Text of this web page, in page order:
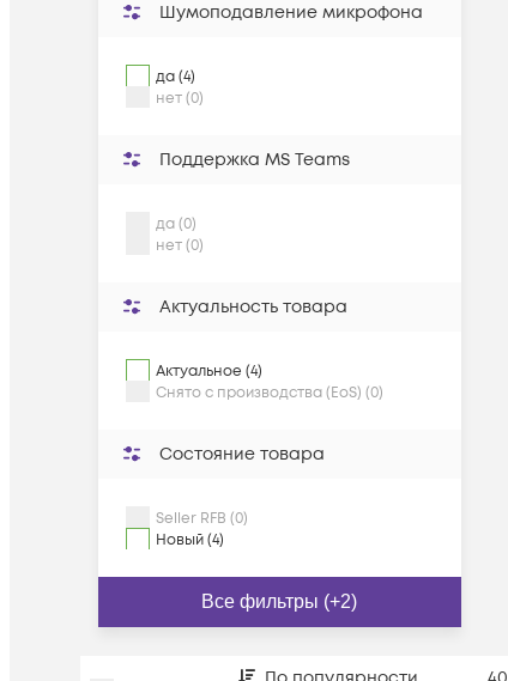
Шумоподавление микрофона
да (4)
нет (0)
Поддержка MS Teams
да (0)
нет (0)
Актуальность товара
Актуальное (4)
Снято с производства (EoS) (0)
Состояние товара
Seller RFB (0)
Новый (4)
Все фильтры (+2)